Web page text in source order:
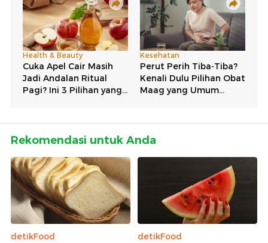
Rekomendasi untuk Anda
detikFood
detikFood